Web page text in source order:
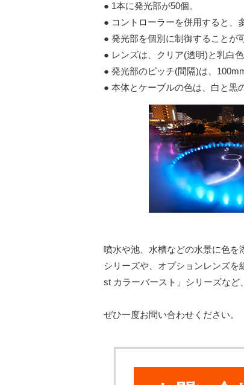
● 1本に発光部が50個。
● コントローラーを併用すると、
● 発光部を個別に制御することが
● レンズは、クリア(透明)と乳白色
● 発光部のピッチ(間隔)は、
● 本体とケーブルの色は、白と黒
噴水や池、水槽などの水景に色を
シリーズや、オプションレンズ
st カラーバースト」シリーズなど
ぜひ一度お問い合わせください。